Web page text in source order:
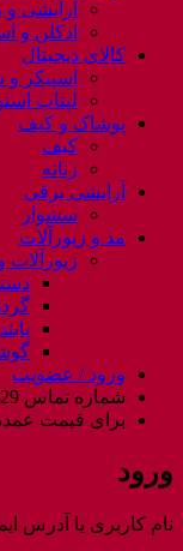
آرایشی و
ادکلن و
کالای دیجیتال
اسپیکر
لپتاب
پوشاک و کیف
کیف
زنانه
آرایشی برقی
سشوار
مد و زیورآلات
زیورآلات
پابند
ورود / عضویت
شماره تماس 09302776629
برای قیمت
ورود
نام کاربری یا آدرس